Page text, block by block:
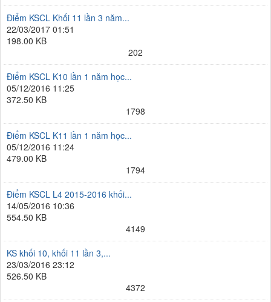
Điểm KSCL Khối 11 lần 3 năm...
22/03/2017 01:51
198.00 KB
202
Điểm KSCL K10 lần 1 năm học...
05/12/2016 11:25
372.50 KB
1798
Điểm KSCL K11 lần 1 năm học...
05/12/2016 11:24
479.00 KB
1794
Điểm KSCL L4 2015-2016 khối...
14/05/2016 10:36
554.50 KB
4149
KS khối 10, khối 11 lần 3,...
23/03/2016 23:12
526.50 KB
4372